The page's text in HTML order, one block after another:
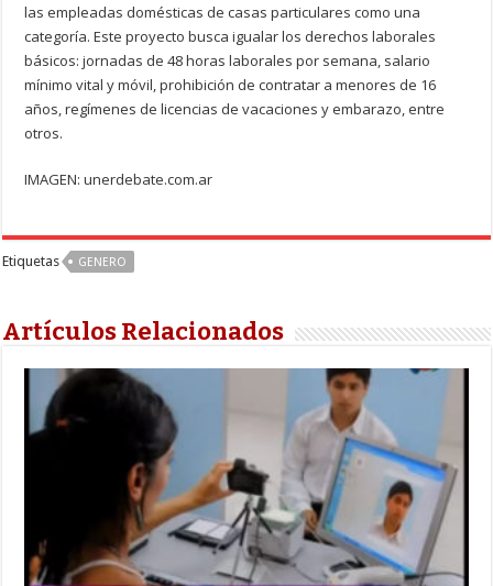
las empleadas domésticas de casas particulares como una
categoría. Este proyecto busca igualar los derechos laborales
básicos: jornadas de 48 horas laborales por semana, salario
mínimo vital y móvil, prohibición de contratar a menores de 16
años, regímenes de licencias de vacaciones y embarazo, entre
otros.
IMAGEN: unerdebate.com.ar
Etiquetas GENERO
Artículos Relacionados